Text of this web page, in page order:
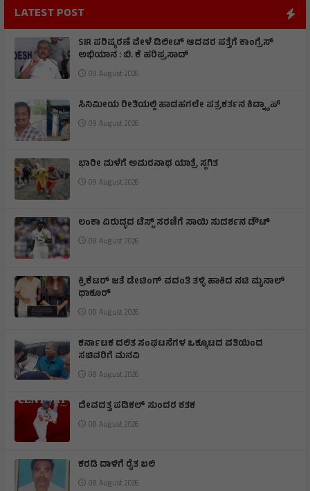
LATEST POST
SIR ಪರಿಷ್ಕರಣೆ ವೇಳೆ ಡಿಲೀಟ್ ಆದವರ ಪತ್ತೆಗೆ ಕಾಂಗ್ರೆಸ್
ಅಭಿಯಾನ : ಬಿ. ಕೆ ಹರಿಪ್ರಸಾದ್
09 August 2026
ಸಿನಿಮೀಯ ರೀತಿಯಲ್ಲಿ ಹಾಡಹಗಲೇ ಪತ್ರಕರ್ತನ ಕಿಡ್ನ್ಯಾಪ್
09 August 2026
ಭಾರೀ ಮಳೆಗೆ ಅಮರನಾಥ ಯಾತ್ರೆ ಸ್ಥಗಿತ
09 August 2026
ಲಂಕಾ ವಿರುದ್ಧದ ಟೆಸ್ಟ್ ಸರಣಿಗೆ ಸಾಯಿ ಸುದರ್ಶನ ಡೌಟ್
08 August 2026
ಕ್ರಿಕೆಟರ್ ಜತೆ ಡೇಟಿಂಗ್ ವದಂತಿ ತಳ್ಳಿ ಹಾಕಿದ ನಟಿ ಮೃನಾಲ್
ಥಾಕೂರ್
08 August 2026
ಕರ್ನಾಟಕ ದಲಿತ ಸಂಘಟನೆಗಳ ಒಕ್ಕೂಟದ ವತಿಯಿಂದ
ಸಚಿವರಿಗೆ ಮನವಿ
08 August 2026
ದೇವದತ್ತ ಪಡಿಕಲ್ ಸುಂದರ ಶತಕ
08 August 2026
ಕರಡಿ ದಾಳಿಗೆ ರೈತ ಬಲಿ
08 August 2026